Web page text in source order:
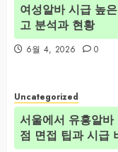
여성알바 시급 높
고 분석과 현황
6월 4, 2026 0
Uncategorized
서울에서 유흥알
점 면접 팁과 시급